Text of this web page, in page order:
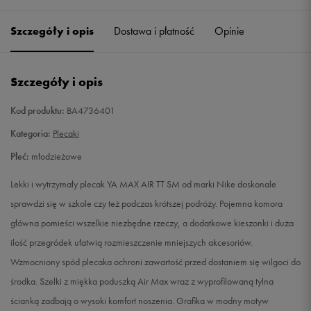
Szczegóły i opis Dostawa i płatność Opinie
Szczegóły i opis
Kod produktu: BA4736401
Kategoria: Plecaki
Płeć: młodzieżowe
Lekki i wytrzymały plecak YA MAX AIR TT SM od marki Nike doskonale
sprawdzi się w szkole czy też podczas krótszej podróży. Pojemna komora
główna pomieści wszelkie niezbędne rzeczy, a dodatkowe kieszonki i duża
ilość przegródek ułatwią rozmieszczenie mniejszych akcesoriów.
Wzmocniony spód plecaka ochroni zawartość przed dostaniem się wilgoci do
środka. Szelki z miękka poduszką Air Max wraz z wyprofilowaną tylna
ścianką zadbają o wysoki komfort noszenia. Grafika w modny motyw